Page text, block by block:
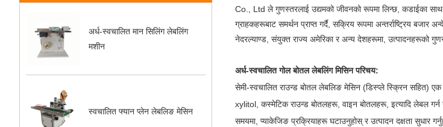
अर्ध-स्वचालित मान सिलिंग लेबलिंग
मशीन
स्वचालित फ्यान प्लेन लेबलिङ मेसिन
Co., Ltd ले गुणस्तरलाई उद्यमको जीवनको रूपमा लिन्छ, कडाईका साथ
ग्राहकहरूबाट समर्थन प्राप्त गर्दै, सक्रिय रूपमा अन्तर्राष्ट्रिय बजार
नेदरल्याण्ड, संयुक्त राज्य अमेरिका र अन्य देशहरूमा, उत्पादनहरूको
अर्ध-स्वचालित गोल बोतल लेबलिंग मिसिन परिचय:
सेमी-स्वचालित राउन्ड बोतल लेबलिङ मेसिन (डिस्प्ले स्क्रिन सहित)
xylitol, कस्मेटिक राउन्ड बोतलहरू, वाइन बोतलहरू, इत्यादि लेबल
समयमा, प्याकेजिङ प्रक्रियाहरू घटाउनुहोस् र उत्पादन दक्षता सुधार